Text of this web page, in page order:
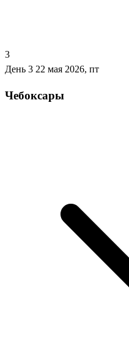
3
День 3 22 мая 2026, пт
Чебоксары